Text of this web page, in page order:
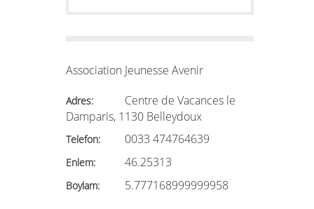
Association Jeunesse Avenir
Adres:
Centre de Vacances le
Damparis, 1130 Belleydoux
Telefon: 0033 474764639
Enlem: 46.25313
Boylam: 5.777168999999958